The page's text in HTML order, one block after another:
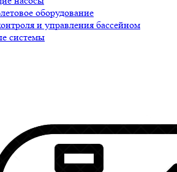
оборудование
и управления бассейном
системы